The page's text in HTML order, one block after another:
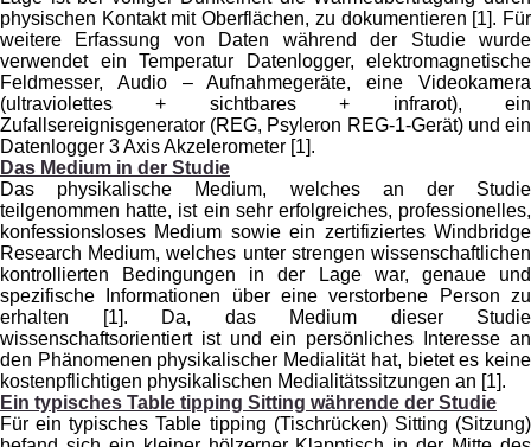
physischen Kontakt mit Oberflächen, zu dokumentieren [1]. Für
weitere Erfassung von Daten während der Studie wurde
verwendet ein Temperatur Datenlogger, elektromagnetische
Feldmesser, Audio – Aufnahmegeräte, eine Videokamera
(ultraviolettes + sichtbares + infrarot), ein
Zufallsereignisgenerator (REG, Psyleron REG-1-Gerät) und ein
Datenlogger 3 Axis Akzelerometer [1].
Das Medium in der Studie
Das physikalische Medium, welches an der Studie
teilgenommen hatte, ist ein sehr erfolgreiches, professionelles,
konfessionsloses Medium sowie ein zertifiziertes Windbridge
Research Medium, welches unter strengen wissenschaftlichen
kontrollierten Bedingungen in der Lage war, genaue und
spezifische Informationen über eine verstorbene Person zu
erhalten [1]. Da, das Medium dieser Studie
wissenschaftsorientiert ist und ein persönliches Interesse an
den Phänomenen physikalischer Medialität hat, bietet es keine
kostenpflichtigen physikalischen Medialitätssitzungen an [1].
Ein typisches Table tipping Sitting währende der Studie
Für ein typisches Table tipping (Tischrücken) Sitting (Sitzung)